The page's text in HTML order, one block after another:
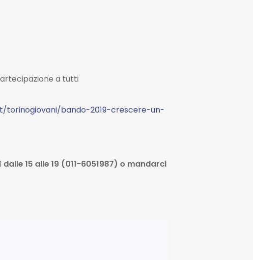
a tutti
torinogiovani/bando-2019-crescere-un-
15 alle 19 (011-6051987) o mandarci